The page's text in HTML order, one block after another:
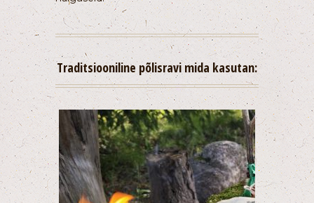
Traditsiooniline põlisravi mida kasutan: